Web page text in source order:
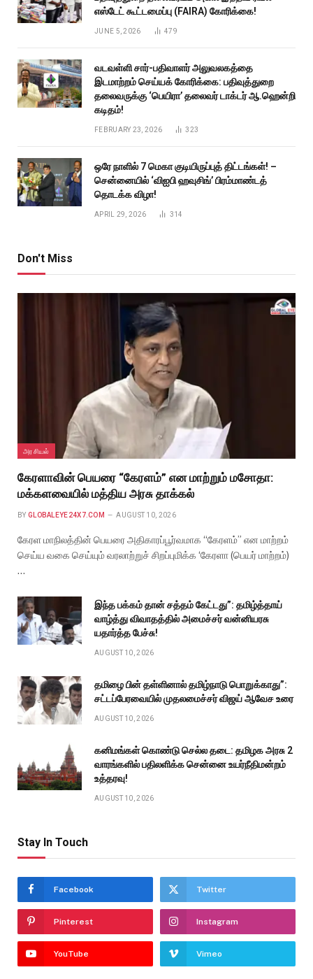
எஸ்டேட் கூட்டமைப்பு (FAIRA) கோரிக்கை!
JUNE 5, 2026 479
வடவள்ளி சார்-பதிவாளர் அலுவலகத்தை
இடமாற்றம் செய்யக் கோரிக்கை: பதிவுத்துறை
தலைவருக்கு ‘பெயிரா’ தலைவர் டாக்டர் ஆ.ஹென்றி
கடிதம்!
FEBRUARY 23, 2026 323
ஒரே நாளில் 7 மெகா குடியிருப்புத் திட்டங்கள்! –
சென்னையில் ‘விஐபி ஹவுசிங்’ பிரம்மாண்டத்
தொடக்க விழா!
APRIL 29, 2026 314
Don't Miss
அரசியல்
கேரளாவின் பெயரை “கேரளம்” என மாற்றும் மசோதா:
மக்களவையில் மத்திய அரசு தாக்கல்
BY GLOBALEYE24X7.COM AUGUST 10, 2026
கேரள மாநிலத்தின் பெயரை அதிகாரப்பூர்வமாக “கேரளம்” என மாற்றம்
செய்ய வகை செய்யும் வரலாற்றுச் சிறப்புமிக்க ‘கேரளா (பெயர் மாற்றம்)
…
இந்த பக்கம் தான் சத்தம் கேட்டது”: தமிழ்த்தாய்
வாழ்த்து விவாதத்தில் அமைச்சர் வன்னியரசு
யதார்த்த பேச்சு!
AUGUST 10, 2026
தமிழை பின் தள்ளினால் தமிழ்நாடு பொறுக்காது”:
சட்டப்பேரவையில் முதலமைச்சர் விஜய் ஆவேச உரை
AUGUST 10, 2026
கனிமங்கள் கொண்டு செல்ல தடை: தமிழக அரசு 2
வாரங்களில் பதிலளிக்க சென்னை உயர்நீதிமன்றம்
உத்தரவு!
AUGUST 10, 2026
Stay In Touch
Facebook Twitter
Pinterest Instagram
YouTube Vimeo